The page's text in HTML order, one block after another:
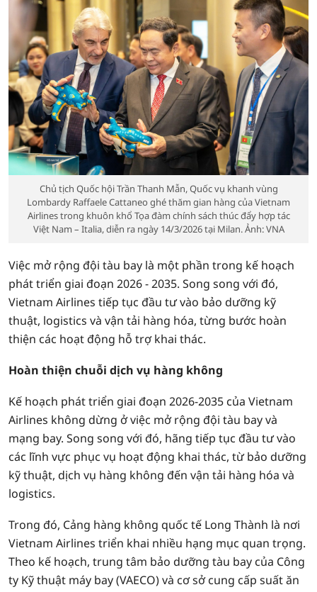
Chủ tịch Quốc hội Trần Thanh Mẫn, Quốc vụ khanh vùng
Lombardy Raffaele Cattaneo ghé thăm gian hàng của Vietnam
Airlines trong khuôn khổ Tọa đàm chính sách thúc đẩy hợp tác
Việt Nam – Italia, diễn ra ngày 14/3/2026 tại Milan. Ảnh: VNA
Việc mở rộng đội tàu bay là một phần trong kế hoạch
phát triển giai đoạn 2026 - 2035. Song song với đó,
Vietnam Airlines tiếp tục đầu tư vào bảo dưỡng kỹ
thuật, logistics và vận tải hàng hóa, từng bước hoàn
thiện các hoạt động hỗ trợ khai thác.
Hoàn thiện chuỗi dịch vụ hàng không
Kế hoạch phát triển giai đoạn 2026-2035 của Vietnam
Airlines không dừng ở việc mở rộng đội tàu bay và
mạng bay. Song song với đó, hãng tiếp tục đầu tư vào
các lĩnh vực phục vụ hoạt động khai thác, từ bảo dưỡng
kỹ thuật, dịch vụ hàng không đến vận tải hàng hóa và
logistics.
Trong đó, Cảng hàng không quốc tế Long Thành là nơi
Vietnam Airlines triển khai nhiều hạng mục quan trọng.
Theo kế hoạch, trung tâm bảo dưỡng tàu bay của Công
ty Kỹ thuật máy bay (VAECO) và cơ sở cung cấp suất ăn